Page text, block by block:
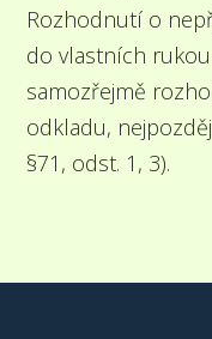
Rozhodnutí o
do vlastních
samozřejmě
odkladu,
§71, odst. 1, 3).